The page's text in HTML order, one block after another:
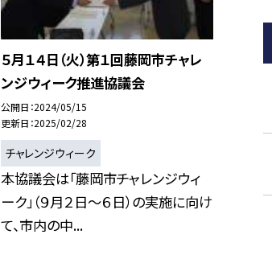
５月１４日（火）第１回藤岡市チャレ
ンジウィーク推進協議会
公開日 2024/05/15
更新日 2025/02/28
チャレンジウィーク
本協議会は「藤岡市チャレンジウィ
ーク」（９月２日〜６日）の実施に向け
て、市内の中...